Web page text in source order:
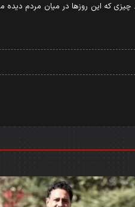
چیزی که این روزها در میان مردم